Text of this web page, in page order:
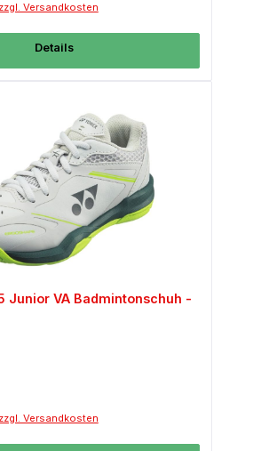
Versandkosten
Details
Junior VA Badmintonschuh -
Versandkosten